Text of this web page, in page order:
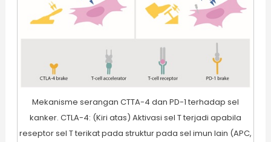
Mekanisme serangan CTTA-4 dan PD-1 terhadap sel
kanker. CTLA-4: (Kiri atas) Aktivasi sel T terjadi apabila
reseptor sel T terikat pada struktur pada sel imun lain (APC,